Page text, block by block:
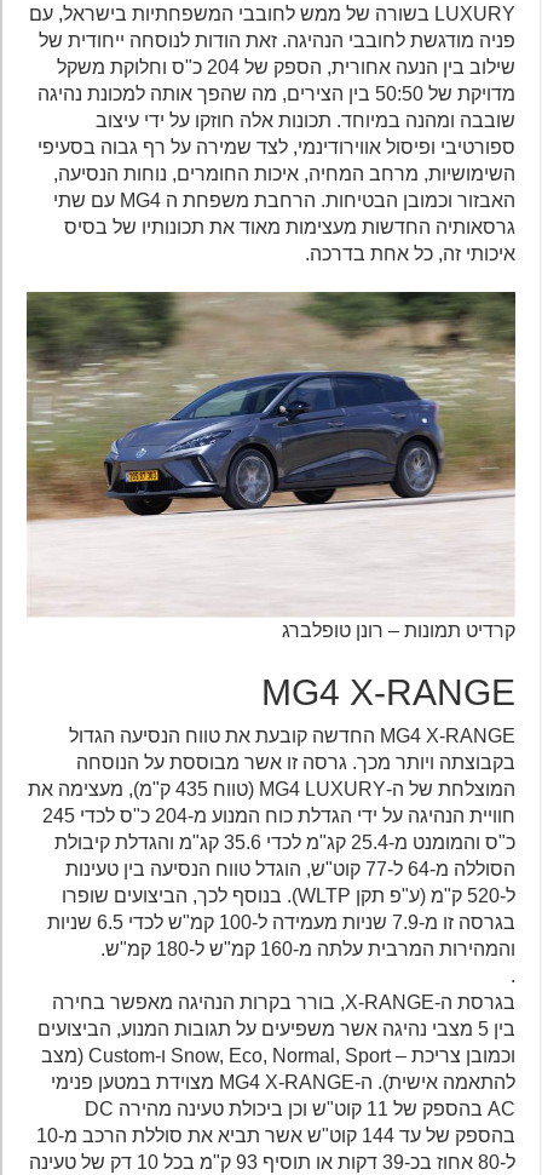
LUXURY בשורה של ממש לחובבי המשפחתיות בישראל, עם
פניה מודגשת לחובבי הנהיגה. זאת הודות לנוסחה ייחודית של
שילוב בין הנעה אחורית, הספק של 204 כ"ס וחלוקת משקל
מדויקת של 50:50 בין הצירים, מה שהפך אותה למכונת נהיגה
שובבה ומהנה במיוחד. תכונות אלה חוזקו על ידי עיצוב
ספורטיבי ופיסול אווירודינמי, לצד שמירה על רף גבוה בסעיפי
השימושיות, מרחב המחיה, איכות החומרים, נוחות הנסיעה,
האבזור וכמובן הבטיחות. הרחבת משפחת ה MG4 עם שתי
גרסאותיה החדשות מעצימות מאוד את תכונותיו של בסיס
איכותי זה, כל אחת בדרכה.
קרדיט תמונות – רונן טופלברג
MG4 X-RANGE
MG4 X-RANGE החדשה קובעת את טווח הנסיעה הגדול
בקבוצתה ויותר מכך. גרסה זו אשר מבוססת על הנוסחה
המוצלחת של ה-MG4 LUXURY (טווח 435 ק"מ), מעצימה את
חוויית הנהיגה על ידי הגדלת כוח המנוע מ-204 כ"ס לכדי 245
כ"ס והמומנט מ-25.4 קג"מ לכדי 35.6 קג"מ והגדלת קיבולת
הסוללה מ-64 ל-77 קוט"ש, הוגדל טווח הנסיעה בין טעינות
ל-520 ק"מ (ע"פ תקן WLTP). בנוסף לכך, הביצועים שופרו
בגרסה זו מ-7.9 שניות מעמידה ל-100 קמ"ש לכדי 6.5 שניות
והמהירות המרבית עלתה מ-160 קמ"ש ל-180 קמ"ש.
בגרסת ה-X-RANGE, בורר בקרות הנהיגה מאפשר בחירה
בין 5 מצבי נהיגה אשר משפיעים על תגובות המנוע, הביצועים
וכמובן צריכת – Snow, Eco, Normal, Sport ו-Custom (מצב
להתאמה אישית). ה-MG4 X-RANGE מצוידת במטען פנימי
AC בהספק של 11 קוט"ש וכן ביכולת טעינה מהירה DC
בהספק של עד 144 קוט"ש אשר תביא את סוללת הרכב מ-10
ל-80 אחוז בכ-39 דקות או תוסיף 93 ק"מ בכל 10 דק של טעינה